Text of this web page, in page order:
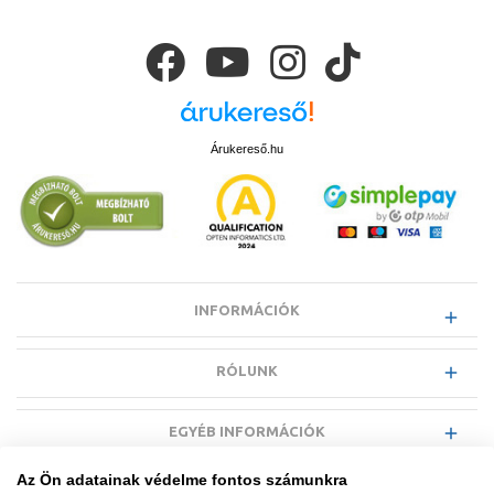
Árukereső.hu
INFORMÁCIÓK
RÓLUNK
EGYÉB INFORMÁCIÓK
Az Ön adatainak védelme fontos számunkra